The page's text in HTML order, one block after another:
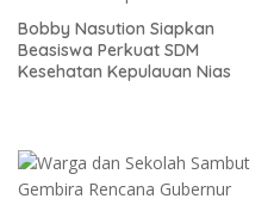
Bobby Nasution Siapkan
Beasiswa Perkuat SDM
Kesehatan Kepulauan Nias